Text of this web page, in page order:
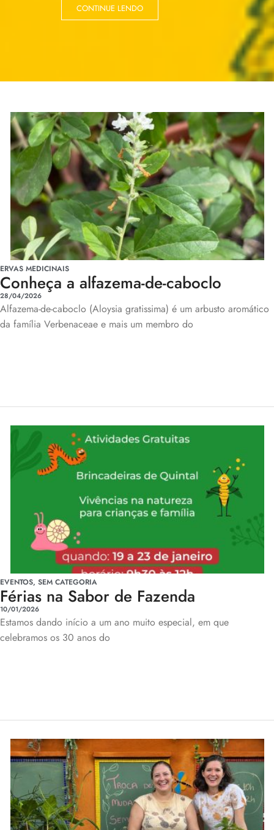
CONTINUE LENDO
ERVAS MEDICINAIS
Conheça a alfazema-de-caboclo
28/04/2026
Alfazema-de-caboclo (Aloysia gratissima) é um arbusto aromático
da família Verbenaceae e mais um membro do
EVENTOS, SEM CATEGORIA
Férias na Sabor de Fazenda
10/01/2026
Estamos dando início a um ano muito especial, em que
celebramos os 30 anos do